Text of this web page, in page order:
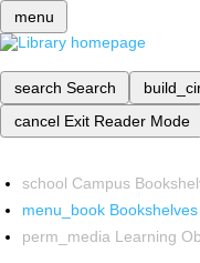
menu
search Search
cancel Exit Reader Mode
school Campus
menu_book Bookshelves
perm_media Learning